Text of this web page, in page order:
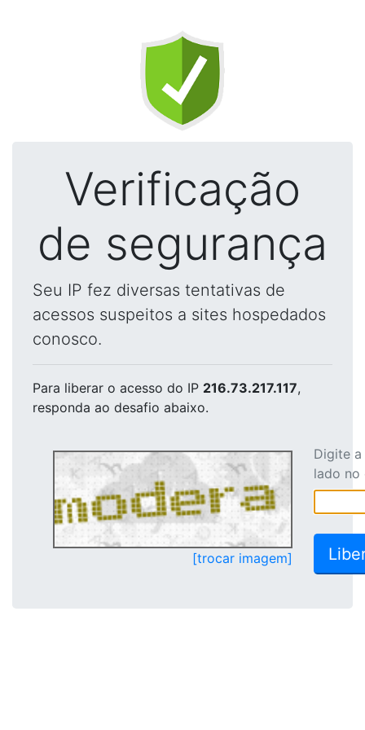
Verificação
de segurança
Seu IP fez diversas tentativas de
acessos suspeitos a sites hospedados
conosco.
Para liberar o acesso do IP 216.73.217.117,
responda ao desafio abaixo.
[trocar imagem]
Digite
lado no